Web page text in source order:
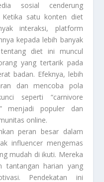
sosial cenderung
satu konten diet
interaksi, platform
kepada lebih banyak
diet ini muncul
yang tertarik pada
badan. Efeknya, lebih
dan mencoba pola
seperti “carnivore
menjadi populer dan
online.
peran besar dalam
influencer mengemas
mudah di ikuti. Mereka
tantangan harian yang
Pendekatan ini